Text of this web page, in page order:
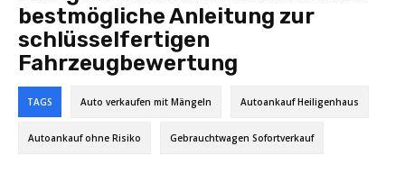
bestmögliche Anleitung zur
schlüsselfertigen
Fahrzeugbewertung
TAGS Auto verkaufen mit Mängeln Autoankauf Heiligenhaus
Autoankauf ohne Risiko Gebrauchtwagen Sofortverkauf